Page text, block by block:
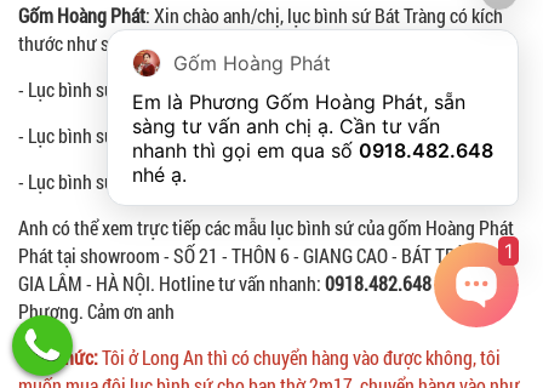
Gốm Hoàng Phát: Xin chào anh/chị, lục bình sứ Bát Tràng có kích
thước như sau
- Lục bình sứ 1m35, đế sứ 15cm hoặc đế gỗ 18cm
- Lục bình sứ 1m4, đế sứ 15cm là 1m55
- Lục bình sứ 1m6, đế sứ 15cm là 1m75
Anh có thể xem trực tiếp các mẫu lục bình sứ của gốm Hoàng Phát
Phát tại showroom - SỐ 21 - THÔN 6 - GIANG CAO - BÁT TRÀNG -
GIA LÂM - HÀ NỘI. Hotline tư vấn nhanh:0918.482.648mrs
Phương. Cảm ơn anh
Trần Thức:Tôi ở Long An thì có chuyển hàng vào được không, tôi
Gốm Hoàng Phát
Em là Phương Gốm Hoàng Phát, sẵn
sàng tư vấn anh chị ạ. Cần tư vấn
nhanh thì gọi em qua số 0918.482.648
nhé ạ.
1